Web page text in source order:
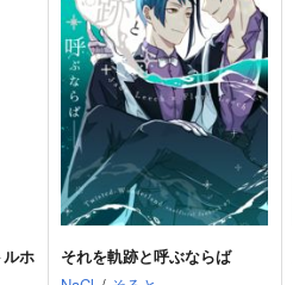
ホ
それを軌跡と呼ぶならば